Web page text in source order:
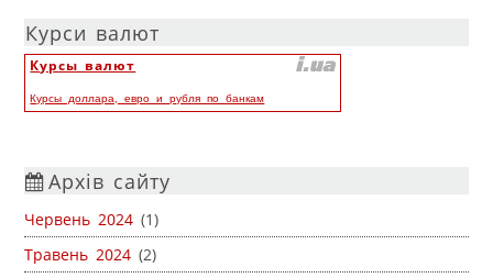
Курси валют
Курсы валют
Курсы доллара, евро и рубля по банкам
Архів сайту
Червень 2024 (1)
Травень 2024 (2)